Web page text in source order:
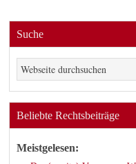
Suche
Beliebte Rechtsbeiträge
Meistgelesen: